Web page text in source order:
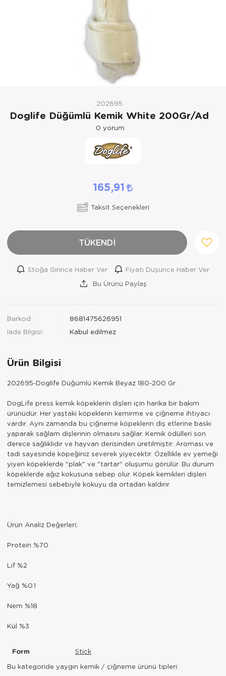
202695
Doglife Düğümlü Kemik White 200Gr/Ad
0 yorum
165,91
Taksit Seçenekleri
TÜKENDİ
Stoğa Girince Haber Ver
Fiyatı Düşünce Haber Ver
Bu Ürünü Paylaş
Barkod
8681475626951
İade Bilgisi:
Ürün Bilgisi
202695-Doglife Düğümlü Kemik Beyaz 180-200 Gr
DogLife press kemik köpeklerin dişleri için harika bir bakım
ürünüdür. Her yaştaki köpeklerin kemirme ve çiğneme ihtiyacı
vardır. Aynı zamanda bu çiğneme köpeklerin diş etlerine baskı
yaparak sağlam dişlerinin olmasını sağlar. Kemik ödülleri son
derece sağlıklıdır ve hayvan derisinden üretilmiştir. Aroması ve
tadı sayesinde köpeğiniz severek yiyecektir. Özellikle ev yemeği
yiyen köpeklerde "plak" ve "tartar" oluşumu görülür. Bu durum
köpeklerde ağız kokusuna sebep olur. Köpek kemikleri dişleri
temizlemesi sebebiyle kokuyu da ortadan kaldırır.
Ürün Analiz Değerleri;
Protein %70
Lif %2
Yağ %0.1
Nem %18
Kül %3
Form
Stick
Bu kategoride yaygın kemik / çiğneme ürünü tipleri: